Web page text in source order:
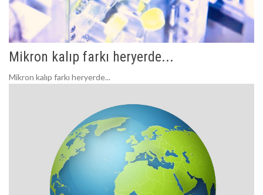
Mikron kalıp farkı heryerde...
Mikron kalıp farkı heryerde...